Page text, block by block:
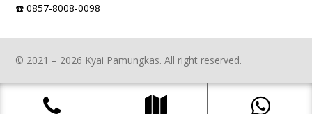
☎️ 0857-8008-0098
© 2021 – 2026 Kyai Pamungkas. All right reserved.